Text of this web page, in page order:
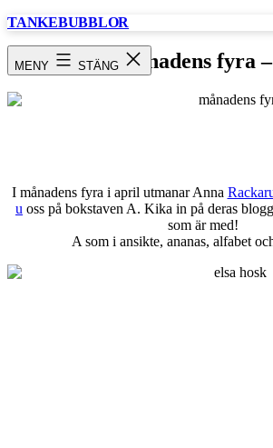
Hoppa
TANKEBUBBLOR
MENY STÄNGMånadens fyra
I månadens fyra i april utmanar Anna
u oss på bokstaven A. Kika in på deras
som är med!
A som i ansikte, ananas, alfabet